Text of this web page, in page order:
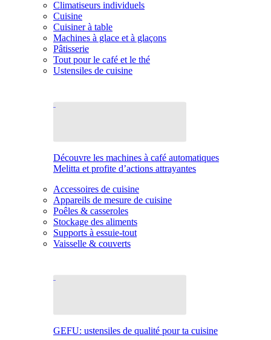
Climatiseurs individuels
Cuisine
Cuisiner à table
Machines à glace et à glaçons
Pâtisserie
Tout pour le café et le thé
Ustensiles de cuisine
Découvre les machines à café automatiques
Melitta et profite d’actions attrayantes
Accessoires de cuisine
Appareils de mesure de cuisine
Poêles & casseroles
Stockage des aliments
Supports à essuie-tout
Vaisselle & couverts
GEFU: ustensiles de qualité pour ta cuisine